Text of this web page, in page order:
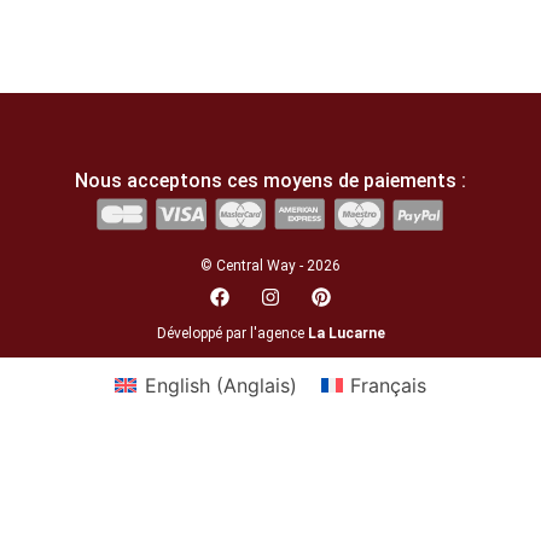
Nous acceptons ces moyens de paiements :
© Central Way - 2026
Développé par l'agence La Lucarne
English(Anglais) Français